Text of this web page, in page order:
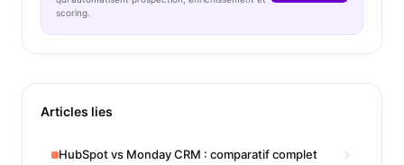
scoring.
Articles lies
HubSpot vs Monday CRM : comparatif complet